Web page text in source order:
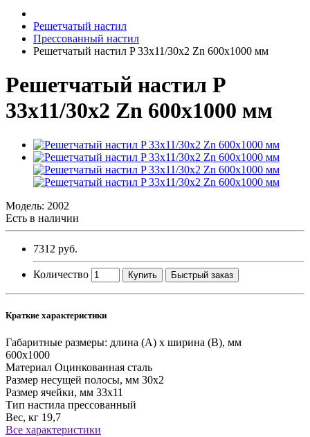
Решетчатый настил
Прессованный настил
Решетчатый настил P 33х11/30х2 Zn 600х1000 мм
Решетчатый настил P
33х11/30х2 Zn 600х1000 мм
Модель: 2002
Есть в наличии
7312 руб.
Количество Купить Быстрый заказ
Краткие характеристики
Габаритные размеры: длина (А) х ширина (В), мм
600х1000
Материал Оцинкованная сталь
Размер несущей полосы, мм 30х2
Размер ячейки, мм 33х11
Тип настила прессованный
Вес, кг 19,7
Все характеристики